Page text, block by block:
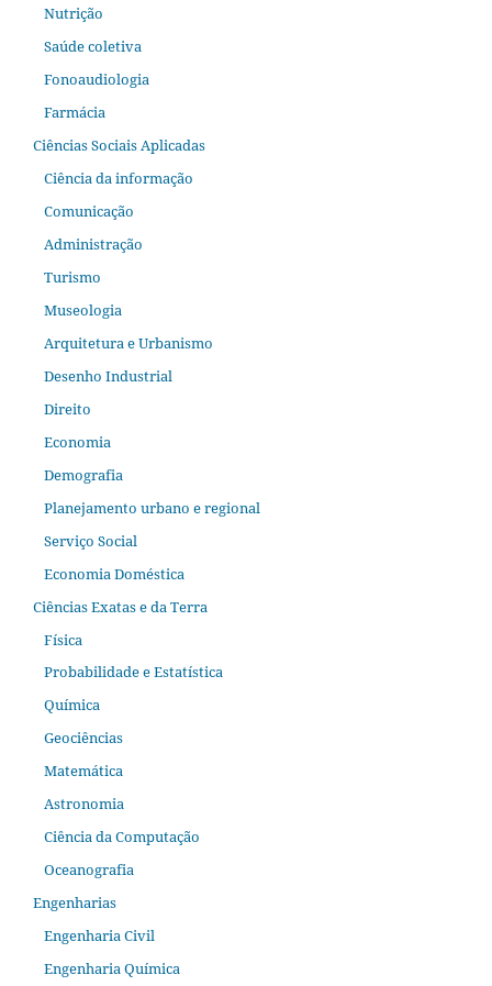
Nutrição
Saúde coletiva
Fonoaudiologia
Farmácia
Ciências Sociais Aplicadas
Ciência da informação
Comunicação
Administração
Turismo
Museologia
Arquitetura e Urbanismo
Desenho Industrial
Direito
Economia
Demografia
Planejamento urbano e regional
Serviço Social
Economia Doméstica
Ciências Exatas e da Terra
Física
Probabilidade e Estatística
Química
Geociências
Matemática
Astronomia
Ciência da Computação
Oceanografia
Engenharias
Engenharia Civil
Engenharia Química